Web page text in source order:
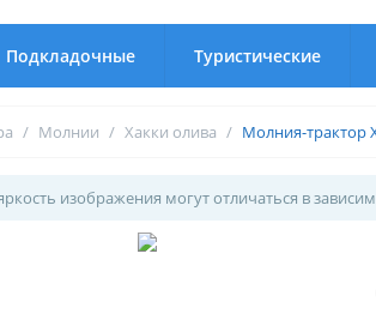
Подкладочные Туристические
/ Молнии / Хакки олива / Молния-трактор
изображения могут отличаться в